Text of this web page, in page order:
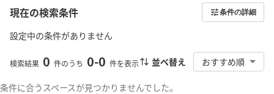
現在の検索条件 条件の詳細
設定中の条件がありません
検索結果 0 件のうち 0-0 件を表示 並べ替え おすすめ順
条件に合うスペースが見つかりませんでした。